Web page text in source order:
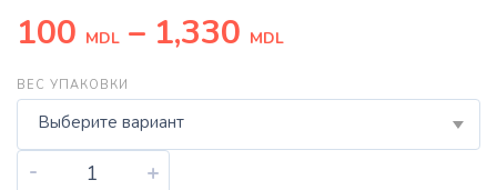
100 MDL – 1,330 MDL
ВЕС УПАКОВКИ
Выберите вариант
- +